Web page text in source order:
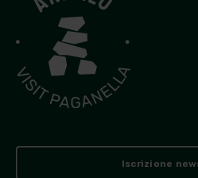
Iscrizione